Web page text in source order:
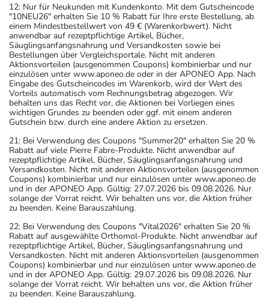
12: Nur für Neukunden mit Kundenkonto. Mit dem Gutscheincode
"10NEU26" erhalten Sie 10 % Rabatt für Ihre erste Bestellung, ab
einem Mindestbestellwert von 49 € (Warenkorbwert). Nicht
anwendbar auf rezeptpflichtige Artikel, Bücher,
Säuglingsanfangsnahrung und Versandkosten sowie bei
Bestellungen über Vergleichsportale. Nicht mit anderen
Aktionsvorteilen (ausgenommen Coupons) kombinierbar und nur
einzulösen unter www.aponeo.de oder in der APONEO App. Nach
Eingabe des Gutscheincodes im Warenkorb, wird der Wert des
Vorteils automatisch vom Rechnungsbetrag abgezogen. Wir
behalten uns das Recht vor, die Aktionen bei Vorliegen eines
wichtigen Grundes zu beenden oder ggf. mit einem anderen
Gutschein bzw. durch eine andere Aktion zu ersetzen.
21: Bei Verwendung des Coupons "Summer20" erhalten Sie 20 %
Rabatt auf viele Pierre Fabre-Produkte. Nicht anwendbar auf
rezeptpflichtige Artikel, Bücher, Säuglingsanfangsnahrung und
Versandkosten. Nicht mit anderen Aktionsvorteilen (ausgenommen
Coupons) kombinierbar und nur einzulösen unter www.aponeo.de
und in der APONEO App. Gültig: 27.07.2026 bis 09.08.2026. Nur
solange der Vorrat reicht. Wir behalten uns vor, die Aktion früher
zu beenden. Keine Barauszahlung.
22: Bei Verwendung des Coupons "Vital2026" erhalten Sie 20 %
Rabatt auf ausgewählte Orthomol-Produkte. Nicht anwendbar auf
rezeptpflichtige Artikel, Bücher, Säuglingsanfangsnahrung und
Versandkosten. Nicht mit anderen Aktionsvorteilen (ausgenommen
Coupons) kombinierbar und nur einzulösen unter www.aponeo.de
und in der APONEO App. Gültig: 29.07.2026 bis 09.08.2026. Nur
solange der Vorrat reicht. Wir behalten uns vor, die Aktion früher
zu beenden. Keine Barauszahlung.